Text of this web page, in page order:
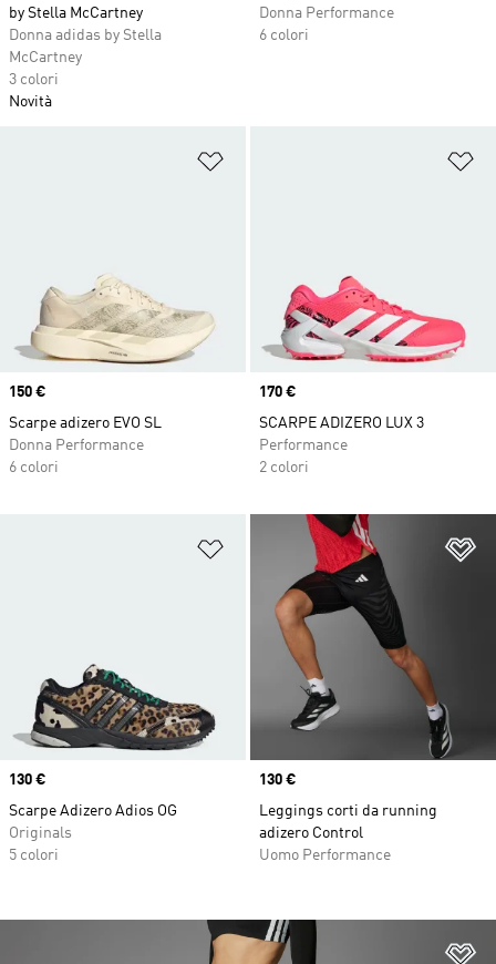
by Stella McCartney
Donna adidas by Stella
McCartney
3 colori
Novità
Donna Performance
6 colori
Aggiungi alla lista dei desideri
Price
150 €
Scarpe adizero EVO SL
Donna Performance
6 colori
Price
170 €
SCARPE ADIZERO LUX 3
Performance
2 colori
Aggiungi alla lista dei desideri
Price
130 €
Scarpe Adizero Adios OG
Originals
5 colori
Price
130 €
Leggings corti da running
adizero Control
Uomo Performance